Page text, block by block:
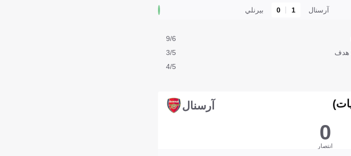
آرسنال 1
0 بيرنلي
9/6
3/5
4/5
آرسنال
0
انتصار